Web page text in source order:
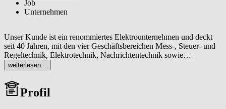
Job
Unternehmen
Unser Kunde ist ein renommiertes Elektrounternehmen und deckt
seit 40 Jahren, mit den vier Geschäftsbereichen Mess-, Steuer- und
Regeltechnik, Elektrotechnik, Nachrichtentechnik sowie
Sicherheitstechnik, alle Anforderungen der Kunden im
Haustechnikbereich ab.
weiterlesen...
Profil